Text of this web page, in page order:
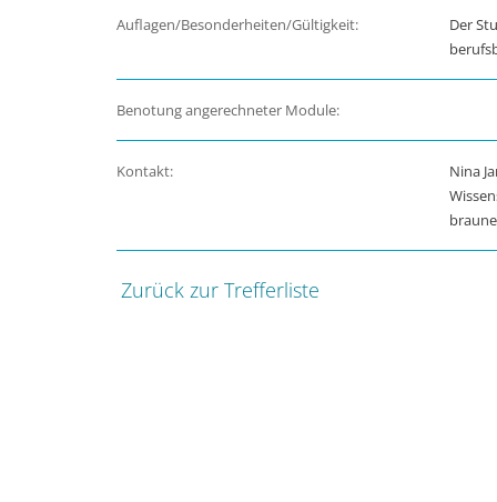
Auflagen/Besonderheiten/Gültigkeit:
Der
Benotung angerechneter Module:
Kontakt:
Nina
Zurück zur Trefferliste